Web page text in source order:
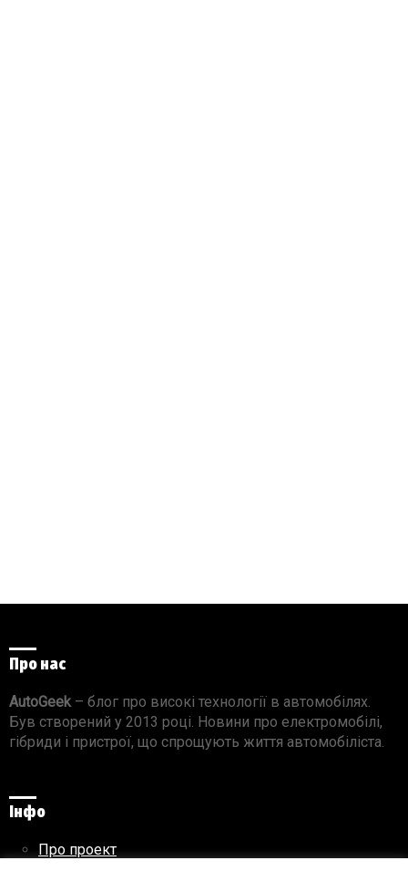
Про нас
AutoGeek – блог про високі технології в автомобілях.
Був створений у 2013 році. Новини про електромобілі,
гібриди і пристрої, що спрощують життя автомобіліста.
Інфо
Про проект